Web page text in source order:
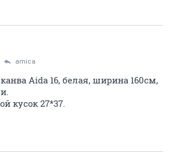
amica
Aida 16, белая, ширина 160см,
кусок 27*37.